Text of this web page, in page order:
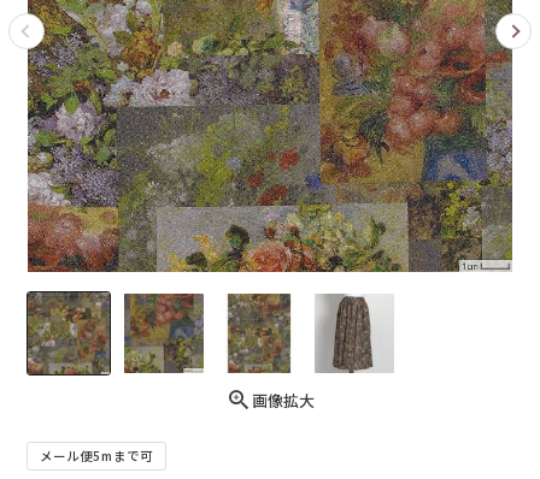
画像拡大
メール便5mまで可